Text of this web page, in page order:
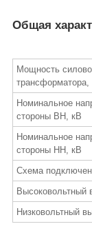
Общая
Мощность
трансформатора,
Номинальное
стороны ВН, кВ
Номинальное
стороны НН, кВ
Схема
Высоковольтный
Низковольтный